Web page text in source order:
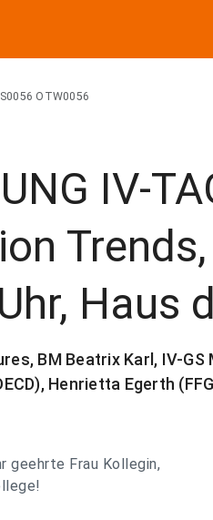
OTW0056
IV-
Haus
BM Beatrix Karl, IV-
Henrietta Egerth
geehrte Frau Kollegin,